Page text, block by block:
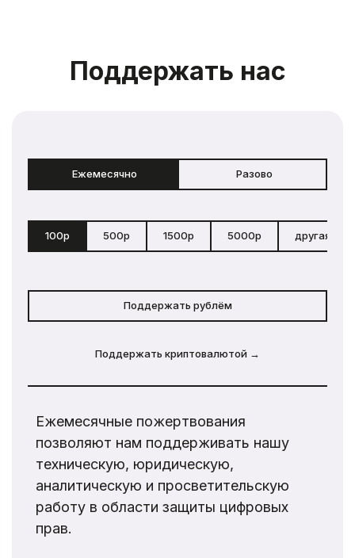
Поддержать нас
Ежемесячно Разово
100р 500р 1500р 5000р другая
Поддержать рублём
Поддержать криптовалютой →
Ежемесячные пожертвования
позволяют нам поддерживать нашу
техническую, юридическую,
аналитическую и просветительскую
работу в области защиты цифровых
прав.